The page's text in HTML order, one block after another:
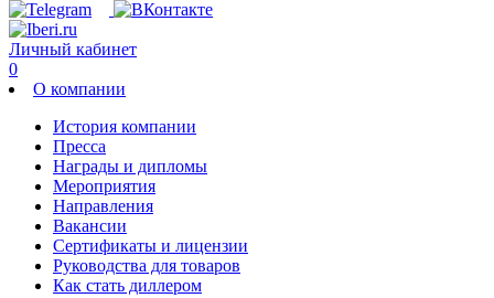
Личный кабинет
0
О компании
История компании
Пресса
Награды и дипломы
Мероприятия
Направления
Вакансии
Сертификаты и лицензии
Руководства для товаров
Как стать диллером